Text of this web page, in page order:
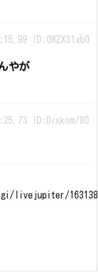
ID:0WZXS1xb0
やが
ID:Dixkom/80
livejupiter/